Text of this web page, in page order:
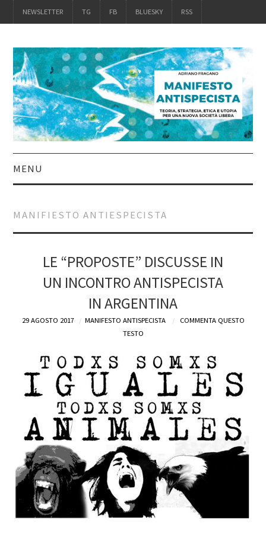
NEWSLETTER TG FB BLUESKY RSS
MENU
ACQUISTALO
DEFINIZIONI
CHI
CONTATTI
MANIFIESTO ANTIESPECISTA
LE “PROPOSTE” DISCUSSE IN
UN INCONTRO ANTISPECISTA
IN ARGENTINA
29 AGOSTO 2017 MANIFESTO ANTISPECISTA
COMMENTA QUESTO
TESTO